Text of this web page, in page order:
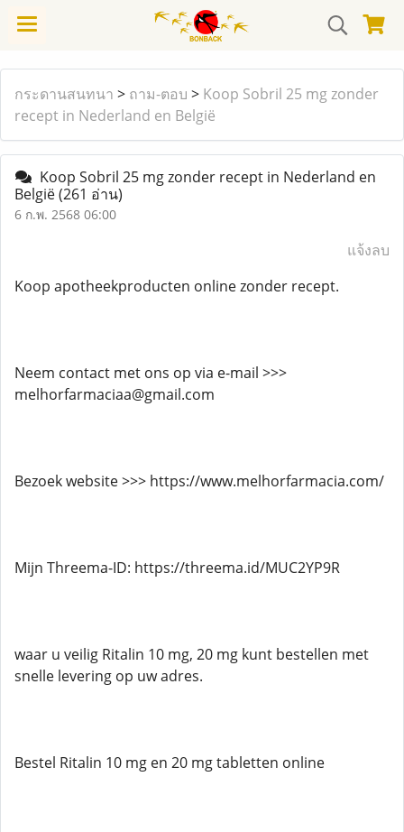
กระดานสนทนา > ถาม-ตอบ > Koop Sobril 25 mg zonder
recept in Nederland en België
Koop Sobril 25 mg zonder recept in Nederland en
België(261 อ่าน)
6 ก.พ. 2568 06:00
แจ้งลบ
Koop apotheekproducten online zonder recept.
Neem contact met ons op via e-mail >>>
melhorfarmaciaa@gmail.com
Bezoek website >>> https://www.melhorfarmacia.com/
Mijn Threema-ID: https://threema.id/MUC2YP9R
waar u veilig Ritalin 10 mg, 20 mg kunt bestellen met
snelle levering op uw adres.
Bestel Ritalin 10 mg en 20 mg tabletten online